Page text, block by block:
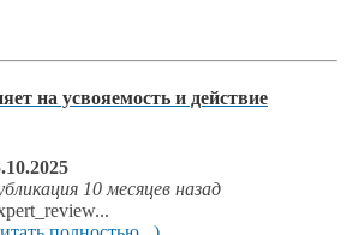
на усвояемость и действие
10 месяцев назад